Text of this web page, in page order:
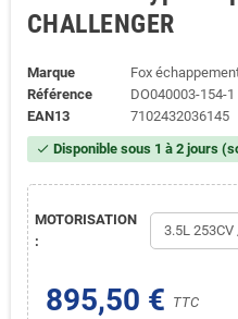
CHALLENGER
Marque
Fox
Référence
DO040003-154-1
EAN13
7102432036145
check Disponible sous 1 à 2 jours
MOTORISATION
:
895,50 € TTC